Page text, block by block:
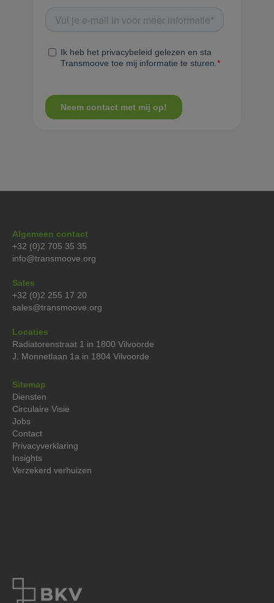
Algemeen contact
+32 (0)2 705 35 35
info@transmoove.org
Sales
+32 (0)2 255 17 20
sales@transmoove.org
Locaties
Radiatorenstraat 1 in 1800 Vilvoorde
J. Monnetlaan 1a in 1804 Vilvoorde
Sitemap
Diensten
Circulaire Visie
Jobs
Contact
Privacyverklaring‍
Insights
Verzekerd verhuizen